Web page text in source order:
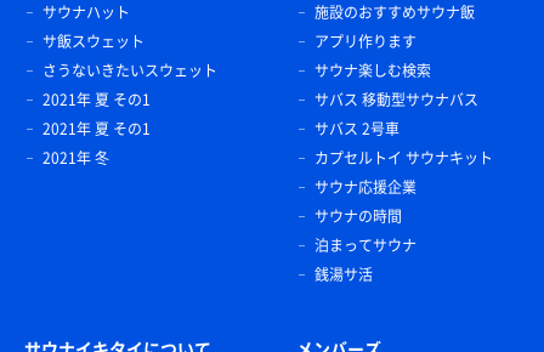
サウナハット
サ飯スウェット
さうないきたいスウェット
2021年 夏 その1
2021年 夏 その1
2021年 冬
施設のおすすめサウナ飯
アプリ作ります
サウナ楽しむ検索
サバス 移動型サウナバス
サバス 2号車
カプセルトイ サウナキット
サウナ応援企業
サウナの時間
泊まってサウナ
銭湯サ活